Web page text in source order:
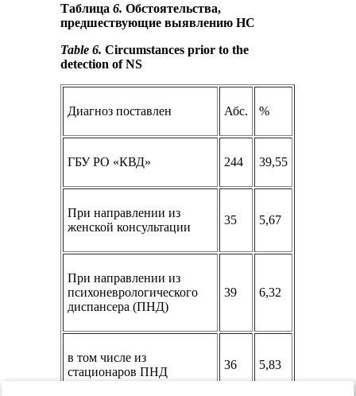
Таблица6. Обстоятельства,
предшествующие выявлению НС
Table 6. Circumstances prior to the
detection of NS
Диагноз поставлен Абс. %
ГБУ РО «КВД» 244 39,55
При направлении из
женской консультации
35 5,67
При направлении из
психоневрологического
диспансера (ПНД)
39 6,32
в том числе из
стационаров ПНД
36 5,83